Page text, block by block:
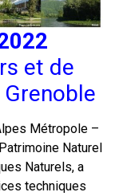
et de
Grenoble
Métropole –
Naturel
Naturels, a
techniques